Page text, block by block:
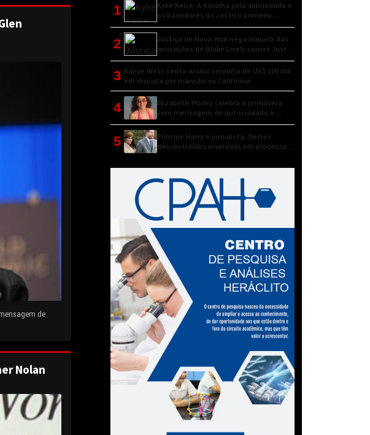
de
Nolan
1
Kylie Kelce: A escolha pela sobriedade e
os bastidores do caótico primeiro
encontro
2
Justiça de Nova York nega maioria das
acusações de Blake Lively contra Justin
Baldoni
3 Kanye West tenta anular veredito de US$ 100 mil
em disputa por mansão na Califórnia
4
Elizabeth Hurley celebra a primavera
com mensagem de autocuidado e
conexão natural
5
Príncipe Harry e jornalista: flertes
descontraídos revelados em processo